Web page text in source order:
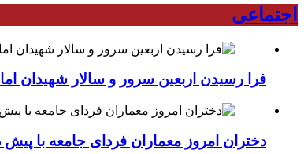
اجتماعی
فرا رسیدن اربعین سرور و سالار شهیدان
دختران امروز معماران فردای جامعه با پیش